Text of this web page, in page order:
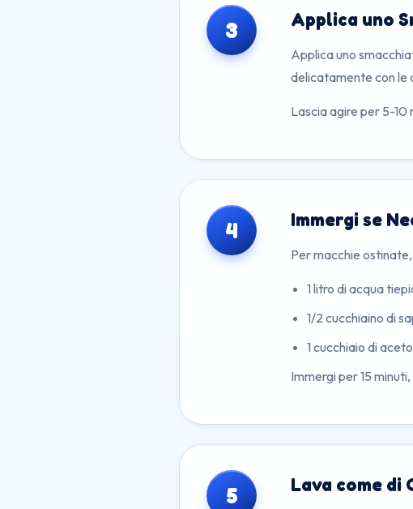
3 Applica uno
Applica uno
delicatamente con le
Lascia agire per 5-
4 Immergi se
Per macchie
1 litro di acqua
1/2 cucchiaino di
1 cucchiaio di
Immergi per 15
5 Lava come di